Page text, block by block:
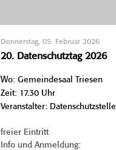
Donnerstag, 05. Februar 2026
20. Datenschutztag 2026
Wo: Gemeindesaal Triesen
Zeit: 17.30 Uhr
Veranstalter: Datenschutzstelle
freier Eintritt
Info und Anmeldung: